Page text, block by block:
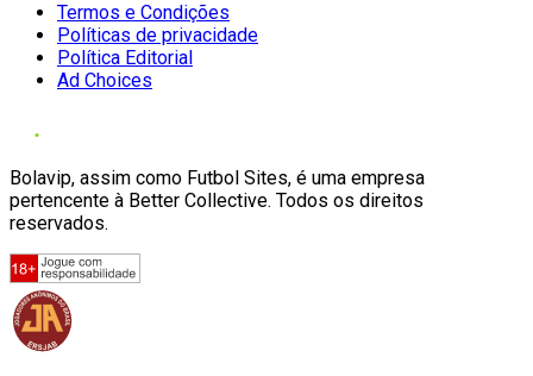
Termos e Condições
Políticas de privacidade
Política Editorial
Ad Choices
Bolavip, assim como Futbol Sites, é uma empresa
pertencente à Better Collective. Todos os direitos
reservados.